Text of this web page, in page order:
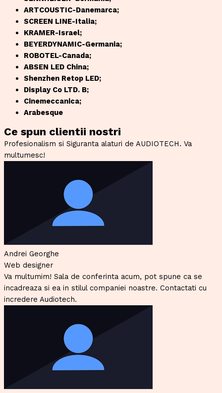
ARTCOUSTIC-Danemarca;
SCREEN LINE-Italia;
KRAMER-Israel;
BEYERDYNAMIC-Germania;
ROBOTEL-Canada;
ABSEN LED China;
Shenzhen Retop LED;
Display Co LTD. B;
Cinemeccanica;
Arabesque
Ce spun clientii nostri
Profesionalism si Siguranta alaturi de AUDIOTECH. Va
multumesc!
Andrei Georghe
Web designer
Va multumim! Sala de conferinta acum, pot spune ca se
incadreaza si ea in stilul companiei noastre. Contactati cu
incredere Audiotech.